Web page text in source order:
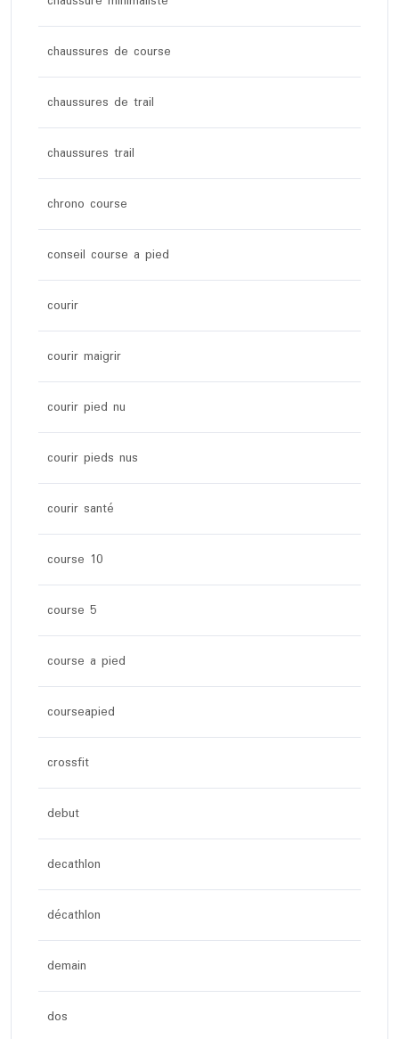
chaussures de course
chaussures de trail
chaussures trail
chrono course
conseil course a pied
courir
courir maigrir
courir pied nu
courir pieds nus
courir santé
course 10
course 5
course a pied
courseapied
crossfit
debut
decathlon
décathlon
demain
dos